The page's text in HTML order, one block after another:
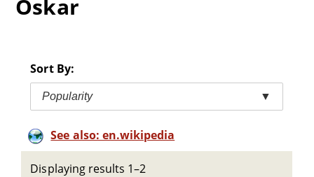
Oskar
Sort By:
Popularity ▼
See also: en.wikipedia
Displaying results 1–2